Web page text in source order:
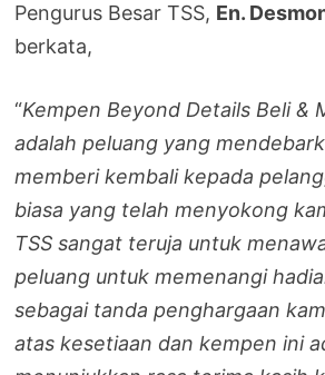
Pengurus Besar TSS, En.
berkata,
“Kempen Beyond Details Beli &
adalah peluang yang
memberi kembali kepada
biasa yang telah menyokong
TSS sangat teruja untuk
peluang untuk memenangi
sebagai tanda penghargaan
atas kesetiaan dan kempen ini